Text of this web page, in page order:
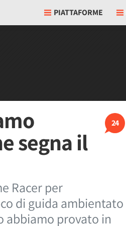
PIATTAFORME
24
segna il
Racer per
di guida ambientato
abbiamo provato in